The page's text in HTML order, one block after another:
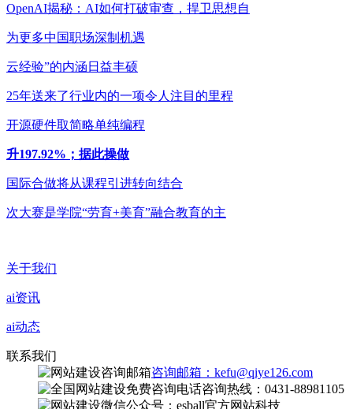
OpenAI揭秘：AI如何打破审查，捍卫思想自
为更多中国职场深制机遇
云经验”的内涵日益丰硕
25年送来了行业内的一项令人注目的里程
开源硬件取简略单纯编程
升197.92%；据此操做
国际合做将从课程引进转向结合
次大赛是学院“劳育+美育”融合教育的主
关于我们
ai资讯
ai动态
联系我们
咨询邮箱：kefu@qiye126.com
咨询热线：0431-88981105
微信公众号：esball官方网站科技